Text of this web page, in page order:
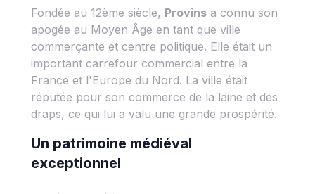
Fondée au 12ème siècle, Provins a connu son
apogée au Moyen Âge en tant que ville
commerçante et centre politique. Elle était un
important carrefour commercial entre la
France et l'Europe du Nord. La ville était
réputée pour son commerce de la laine et des
draps, ce qui lui a valu une grande prospérité.
Un patrimoine médiéval
exceptionnel